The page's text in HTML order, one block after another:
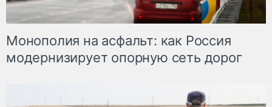
Монополия на асфальт: как Россия
модернизирует опорную сеть дорог